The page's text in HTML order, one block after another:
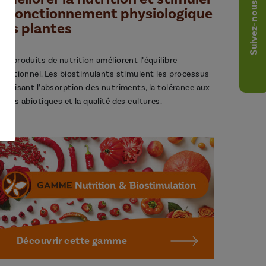
le fonctionnement physiologique
des plantes
Nos produits de nutrition améliorent l’équilibre
nutritionnel. Les biostimulants stimulent les processus
l’absorption des nutriments, la tolérance aux
stress abiotiques et la qualité des cultures.
Découvrir cette gamme
Suivez-nous